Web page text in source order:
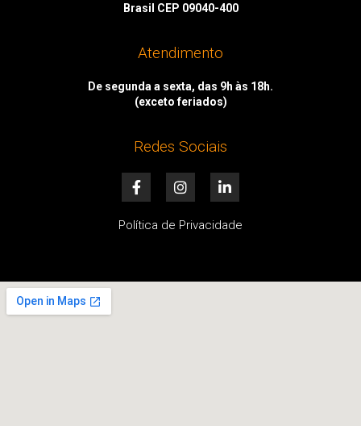
Brasil CEP 09040-400
Atendimento
De segunda a sexta, das 9h às 18h.
(exceto feriados)
Redes Sociais
F
a
e
k
I
n
t
a
i
k
n
Política de Privacidade